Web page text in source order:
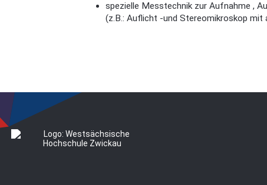
spezielle Messtechnik zur Aufnahme ,
(z.B.: Auflicht -und Stereomikroskop